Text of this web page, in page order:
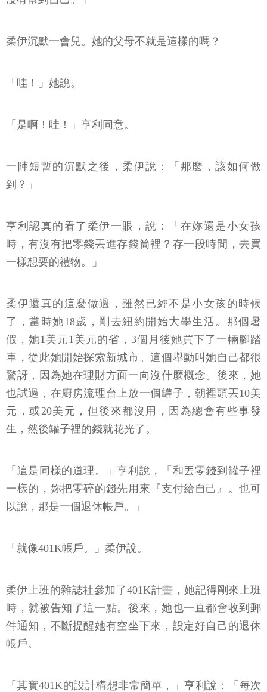
柔伊沉默一會兒。她的父母不就是這樣的嗎？
「哇！」她說。
「是啊！哇！」亨利同意。
一陣短暫的沉默之後，柔伊說：「那麼，該如何做
到？」
亨利認真的看了柔伊一眼，說：「在妳還是小女孩
時，有沒有把零錢丟進存錢筒裡？存一段時間，去買
一樣想要的禮物。」
柔伊還真的這麼做過，雖然已經不是小女孩的時候
了，當時她18歲，剛去紐約開始大學生活。那個暑
假，她1美元1美元的省，3個月後她買下了一輛腳踏
車，從此她開始探索新城市。這個舉動叫她自己都很
驚訝，因為她在理財方面一向沒什麼概念。後來，她
也試過，在廚房流理台上放一個罐子，朝裡頭丟10美
元，或20美元，但後來都沒用，因為總會有些事發
生，然後罐子裡的錢就花光了。
「這是同樣的道理。」亨利說，「和丟零錢到罐子裡
一樣的，妳把零碎的錢先用來『支付給自己』。也可
以說，那是一個退休帳戶。」
「就像401K帳戶。」柔伊說。
柔伊上班的雜誌社參加了401K計畫，她記得剛來上班
時，就被告知了這一點。後來，她也一直都會收到郵
件通知，不斷提醒她有空坐下來，設定好自己的退休
帳戶。
「其實401K的設計構想非常簡單，」亨利說：「每次